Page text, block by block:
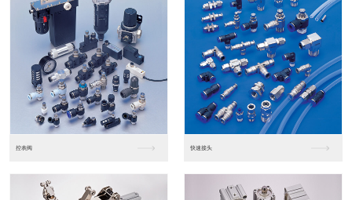
东莞松下PLC 松下人机界面GT07